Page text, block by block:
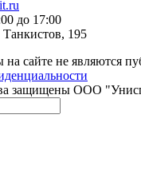
до 17:00
Танкистов, 195
сайте не являются
защищены ООО